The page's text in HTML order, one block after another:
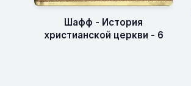
Шафф - История
христианской церкви - 6